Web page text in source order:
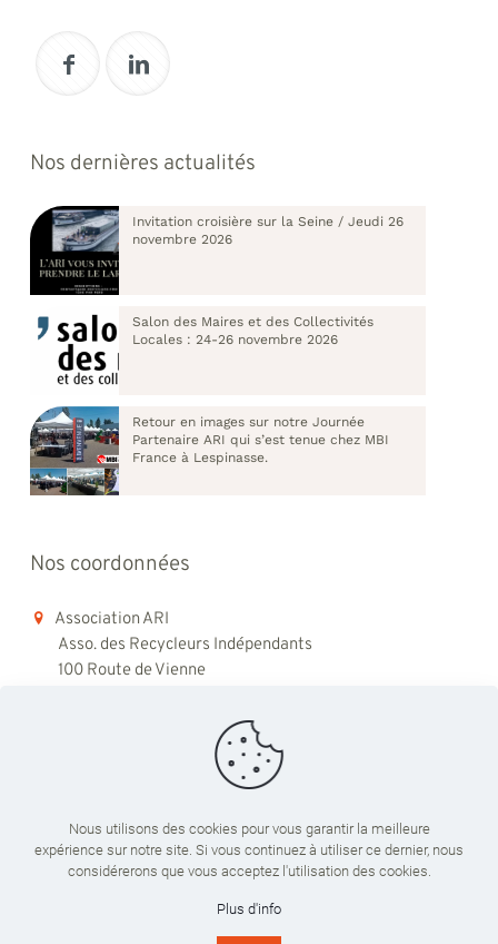
Nos dernières actualités
Invitation croisière sur la Seine / Jeudi 26
novembre 2026
Salon des Maires et des Collectivités
Locales : 24-26 novembre 2026
Retour en images sur notre Journée
Partenaire ARI qui s’est tenue chez MBI
France à Lespinasse.
Nos coordonnées
Association ARI
Asso. des Recycleurs Indépendants
100 Route de Vienne
Du lundi au vendredi
09:00 - 18:00
Nous utilisons des cookies pour vous garantir la meilleure
expérience sur notre site. Si vous continuez à utiliser ce dernier, nous
considérerons que vous acceptez l'utilisation des cookies.
Plus d'info